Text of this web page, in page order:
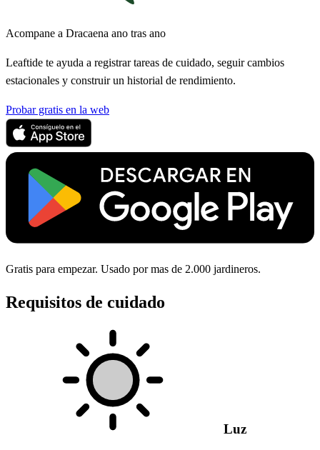
Acompane a Dracaena ano tras ano
Leaftide te ayuda a registrar tareas de cuidado, seguir cambios
estacionales y construir un historial de rendimiento.
Probar gratis en la web
Gratis para empezar. Usado por mas de 2.000 jardineros.
Requisitos de cuidado
Luz